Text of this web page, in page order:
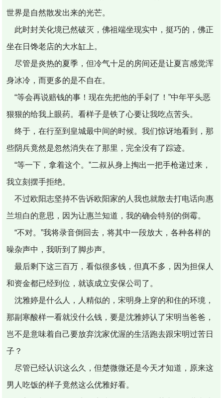
世界是自然散发出来的光芒。
此时封关化境已然破灭，佛祖端坐现实中，挺巧的，佛正
坐在日馋老店的大水缸上。
尽管是炎热的夏季，但冷气十足的房间还是让夏言感觉浑
身冰冷，而更多的是不自在。
“等会再说赔钱的事！现在先把他的手剁了！”中年平头恶
狠狠的给我上眼药。看样子是铁了心要让我吃点苦头。
终于，在行至到皇城最中间的时候。我们惊讶地看到，那
些阴兵竟然是忽然消失在了那里，完全没有了踪迹。
“等一下，拿着这个。”二叔从身上掏出一把手枪递过来，
我立刻摆手拒绝。
不过欧阳志坚持不告诉欧阳家的人我也就散去打电话向惠
兰坦白的意思，因为让惠兰知道，我的确会特别的倒霉。
“不对。”我将录音倒回去，将其中一段放大，各种各样的
噪杂声中，我听到了脚步声。
最后剩下这三百万，看似很多钱，但真不多，因为担保人
和资金都已经到位，就该成立安保公司了。
沈雅婷是什么人，人精似的，宋明身上穿的和住的环境，
那副寒酸样一看就没什么钱，要是沈雅婷认了宋明当爸爸，
岂不是意味着自己要放弃沈家优渥的生活跑去跟宋明过苦日
子？
尽管已经认识这么久，但楚微微还是今天才知道，原来这
男人吃饭的样子竟然这么优雅好看。